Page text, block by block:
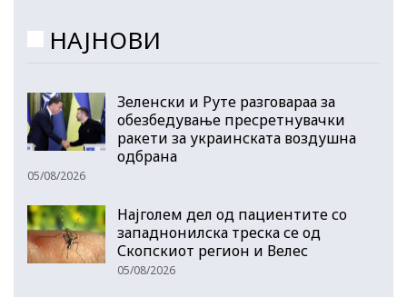
НАЈНОВИ
Зеленски и Руте разговараа за
обезбедување пресретнувачки
ракети за украинската воздушна
одбрана
05/08/2026
Најголем дел од пациентите сo
западнонилска треска се од
Скопскиот регион и Велес
05/08/2026